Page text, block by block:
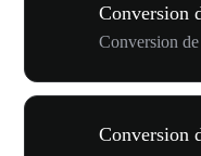
Conversion
Conversion
Conversion